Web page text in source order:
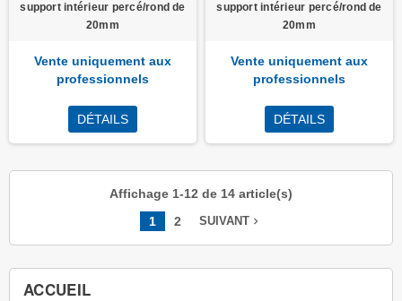
ACCUEIL
support intérieur percé/rond de
20mm
Vente uniquement aux
professionnels
DÉTAILS
support intérieur percé/rond de
20mm
Vente uniquement aux
professionnels
DÉTAILS
Affichage 1-12 de 14 article(s)
1
2 SUIVANT navigate_next